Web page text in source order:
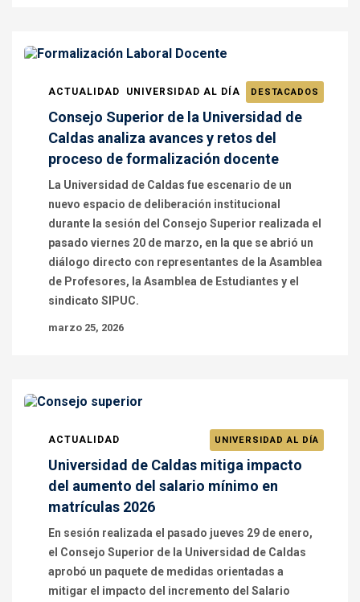
ACTUALIDAD UNIVERSIDAD AL DÍA DESTACADOS
Consejo Superior de la Universidad de
Caldas analiza avances y retos del
proceso de formalización docente
La Universidad de Caldas fue escenario de un
nuevo espacio de deliberación institucional
durante la sesión del Consejo Superior realizada el
pasado viernes 20 de marzo, en la que se abrió un
diálogo directo con representantes de la Asamblea
de Profesores, la Asamblea de Estudiantes y el
sindicato SIPUC.
marzo 25, 2026
ACTUALIDAD UNIVERSIDAD AL DÍA
Universidad de Caldas mitiga impacto
del aumento del salario mínimo en
matrículas 2026
En sesión realizada el pasado jueves 29 de enero,
el Consejo Superior de la Universidad de Caldas
aprobó un paquete de medidas orientadas a
mitigar el impacto del incremento del Salario